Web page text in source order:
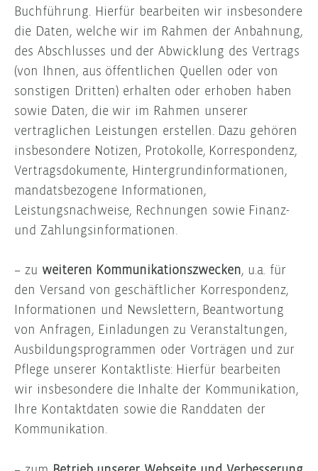
Buchführung. Hierfür bearbeiten wir insbesondere
die Daten, welche wir im Rahmen der Anbahnung,
des Abschlusses und der Abwicklung des Vertrags
(von Ihnen, aus öffentlichen Quellen oder von
sonstigen Dritten) erhalten oder erhoben haben
sowie Daten, die wir im Rahmen unserer
vertraglichen Leistungen erstellen. Dazu gehören
insbesondere Notizen, Protokolle, Korrespondenz,
Vertragsdokumente, Hintergrundinformationen,
mandatsbezogene Informationen,
Leistungsnachweise, Rechnungen sowie Finanz-
und Zahlungsinformationen.
– zu weiteren Kommunikationszwecken, u.a. für
den Versand von geschäftlicher Korrespondenz,
Informationen und Newslettern, Beantwortung
von Anfragen, Einladungen zu Veranstaltungen,
Ausbildungsprogrammen oder Vorträgen und zur
Pflege unserer Kontaktliste: Hierfür bearbeiten
wir insbesondere die Inhalte der Kommunikation,
Ihre Kontaktdaten sowie die Randdaten der
Kommunikation.